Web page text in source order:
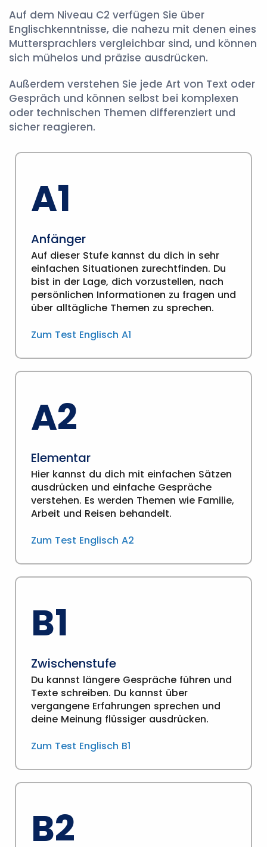
Auf dem Niveau C2 verfügen Sie über
Englischkenntnisse, die nahezu mit denen eines
Muttersprachlers vergleichbar sind, und können
sich mühelos und präzise ausdrücken.
Außerdem verstehen Sie jede Art von Text oder
Gespräch und können selbst bei komplexen
oder technischen Themen differenziert und
sicher reagieren.
A1
Anfänger
Auf dieser Stufe kannst du dich in sehr
einfachen Situationen zurechtfinden. Du
bist in der Lage, dich vorzustellen, nach
persönlichen Informationen zu fragen und
über alltägliche Themen zu sprechen.
Zum Test Englisch A1
A2
Elementar
Hier kannst du dich mit einfachen Sätzen
ausdrücken und einfache Gespräche
verstehen. Es werden Themen wie Familie,
Arbeit und Reisen behandelt.
Zum Test Englisch A2
B1
Zwischenstufe
Du kannst längere Gespräche führen und
Texte schreiben. Du kannst über
vergangene Erfahrungen sprechen und
deine Meinung flüssiger ausdrücken.
Zum Test Englisch B1
B2